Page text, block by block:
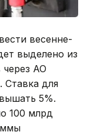
весенне-
выделено из
АО
Ставка для
5%.
100 млрд